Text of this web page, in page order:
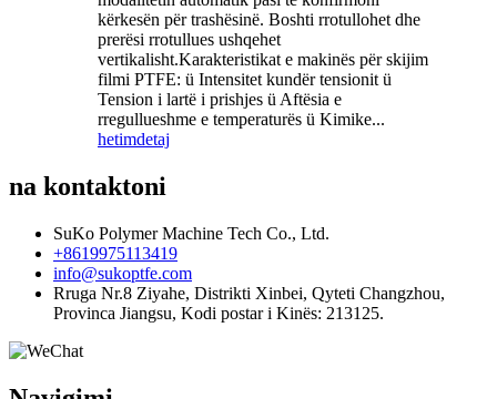
kërkesën për trashësinë. Boshti rrotullohet dhe
prerësi rrotullues ushqehet
vertikalisht.Karakteristikat e makinës për skijim
filmi PTFE: ü Intensitet kundër tensionit ü
Tension i lartë i prishjes ü Aftësia e
rregullueshme e temperaturës ü Kimike...
hetimdetaj
na kontaktoni
SuKo Polymer Machine Tech Co., Ltd.
+8619975113419
info@sukoptfe.com
Rruga Nr.8 Ziyahe, Distrikti Xinbei, Qyteti Changzhou,
Provinca Jiangsu, Kodi postar i Kinës: 213125.